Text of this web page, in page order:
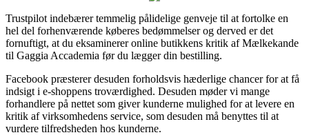
Trustpilot indebærer temmelig pålidelige genveje til at fortolke en
hel del forhenværende køberes bedømmelser og derved er det
fornuftigt, at du eksaminerer online butikkens kritik af Mælkekande
til Gaggia Accademia før du lægger din bestilling.
Facebook præsterer desuden forholdsvis hæderlige chancer for at få
indsigt i e-shoppens troværdighed. Desuden møder vi mange
forhandlere på nettet som giver kunderne mulighed for at levere en
kritik af virksomhedens service, som desuden må benyttes til at
vurdere tilfredsheden hos kunderne.